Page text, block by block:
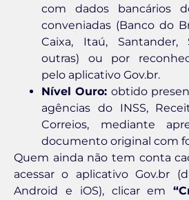
com dados bancários
conveniadas (Banco do
Caixa, Itaú, Santander,
outras) ou por
pelo aplicativo Gov.br.
Nível Ouro: obtido
agências do INSS,
Correios, mediante
documento original com
Quem ainda não tem conta
acessar o aplicativo Gov.br
Android e iOS), clicar em